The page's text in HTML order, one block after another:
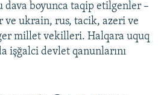
dava boyunca taqip etilgenler –
ve ukrain, rus, tacik, azeri ve
millet vekilleri. Halqara uquq
işğalci devlet qanunlarını